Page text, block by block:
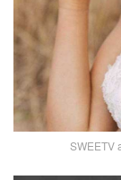
SWEETV